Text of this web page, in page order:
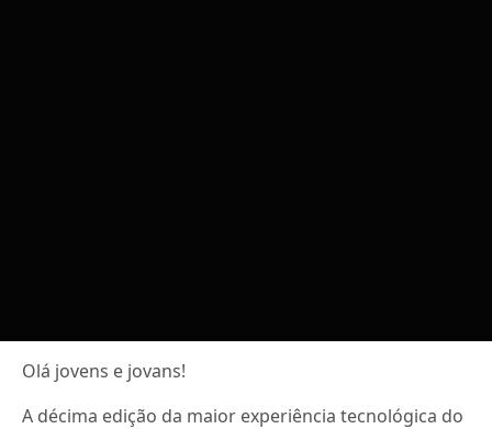
Olá jovens e jovans!
A décima edição da maior experiência tecnológica do